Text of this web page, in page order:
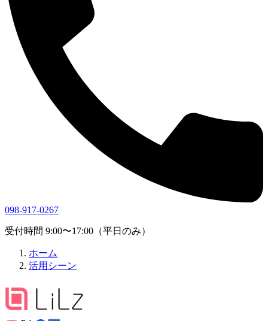
098-917-0267
受付時間 9:00〜17:00（平日のみ）
ホーム
活用シーン